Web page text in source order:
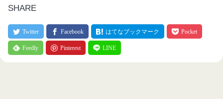
SHARE